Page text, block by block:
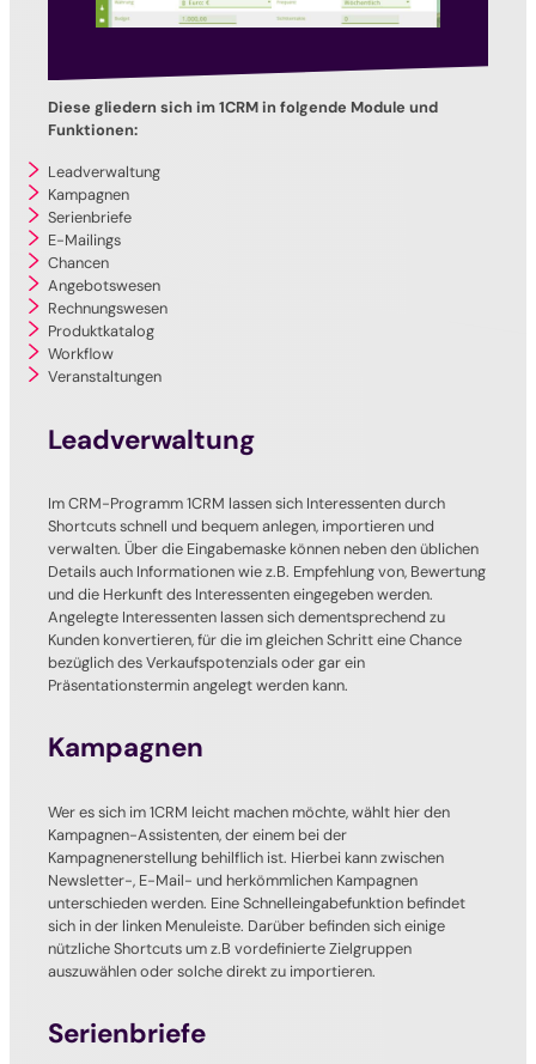
Diese gliedern sich im 1CRM in folgende Module und
Funktionen:
Leadverwaltung
Kampagnen
Serienbriefe
E-Mailings
Chancen
Angebotswesen
Rechnungswesen
Produktkatalog
Workflow
Veranstaltungen
Leadverwaltung
Im CRM-Programm 1CRM lassen sich Interessenten durch
Shortcuts schnell und bequem anlegen, importieren und
verwalten. Über die Eingabemaske können neben den üblichen
Details auch Informationen wie z.B. Empfehlung von, Bewertung
und die Herkunft des Interessenten eingegeben werden.
Angelegte Interessenten lassen sich dementsprechend zu
Kunden konvertieren, für die im gleichen Schritt eine Chance
bezüglich des Verkaufspotenzials oder gar ein
Präsentationstermin angelegt werden kann.
Kampagnen
Wer es sich im 1CRM leicht machen möchte, wählt hier den
Kampagnen-Assistenten, der einem bei der
Kampagnenerstellung behilflich ist. Hierbei kann zwischen
Newsletter-, E-Mail- und herkömmlichen Kampagnen
unterschieden werden. Eine Schnelleingabefunktion befindet
sich in der linken Menuleiste. Darüber befinden sich einige
nützliche Shortcuts um z.B vordefinierte Zielgruppen
auszuwählen oder solche direkt zu importieren.
Serienbriefe